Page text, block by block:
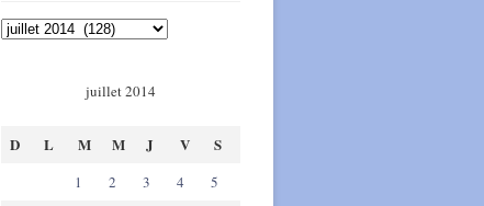
juillet 2014
D L M M J V S
1 2 3 4
5